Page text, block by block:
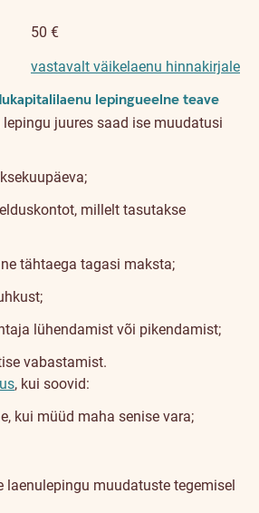
50 €
vastavalt väikelaenu hinnakirjale
lepingueelne teave
juures saad ise muudatusi
millelt tasutakse
tähtaega tagasi maksta;
lühendamist või pikendamist;
vabastamist.
, kui soovid:
kui müüd maha senise vara;
laenulepingu muudatuste tegemisel